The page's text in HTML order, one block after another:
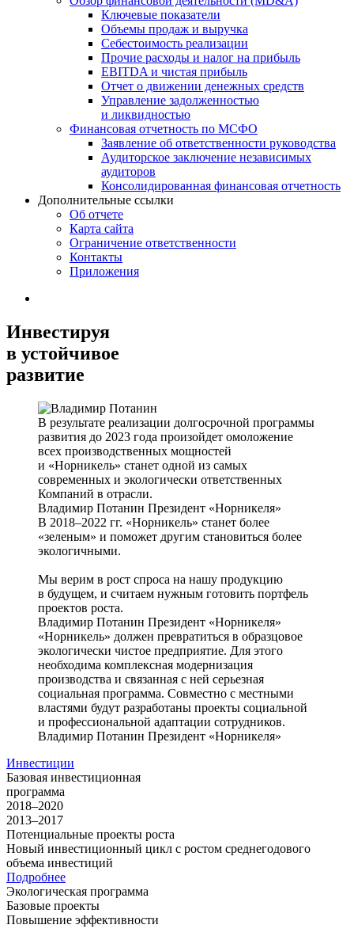
Ключевые показатели
Объемы продаж и выручка
Себестоимость реализации
Прочие расходы и налог на прибыль
EBITDA и чистая прибыль
Отчет о движении денежных средств
Управление задолженностью
и ликвидностью
Финансовая отчетность по МСФО
Заявление об ответственности руководства
Аудиторское заключение независимых
аудиторов
Консолидированная финансовая отчетность
Дополнительные ссылки
Об отчете
Карта сайта
Ограничение ответственности
Контакты
Приложения
Инвестируя
в устойчивое
развитие
В результате реализации долгосрочной программы
развития до 2023 года произойдет омоложение
всех производственных мощностей
и «Норникель» станет одной из самых
современных и экологически ответственных
Компаний в отрасли.
Владимир Потанин Президент «Норникеля»
В 2018–2022 гг. «Норникель» станет более
«зеленым» и поможет другим становиться более
экологичными.
Мы верим в рост спроса на нашу продукцию
в будущем, и считаем нужным готовить портфель
проектов роста.
Владимир Потанин Президент «Норникеля»
«Норникель» должен превратиться в образцовое
экологически чистое предприятие. Для этого
необходима комплексная модернизация
производства и связанная с ней серьезная
социальная программа. Совместно с местными
властями будут разработаны проекты социальной
и профессиональной адаптации сотрудников.
Владимир Потанин Президент «Норникеля»
Инвестиции
Базовая инвестиционная
программа
2018–2020
2013–2017
Потенциальные проекты роста
Новый инвестиционный цикл с ростом среднегодового
объема инвестиций
Подробнее
Экологическая программа
Базовые проекты
Повышение эффективности